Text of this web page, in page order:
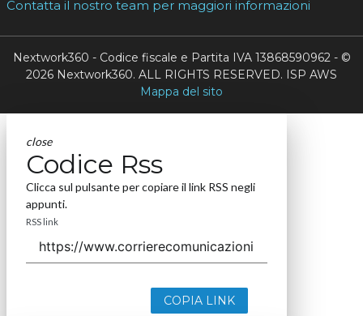
Contatta il nostro team per maggiori informazioni
Nextwork360 - Codice fiscale e Partita IVA 13868590962 - ©
2026 Nextwork360. ALL RIGHTS RESERVED. ISP AWS
Mappa del sito
close
Codice Rss
Clicca sul pulsante per copiare il link RSS negli
appunti.
RSS link
COPIA LINK